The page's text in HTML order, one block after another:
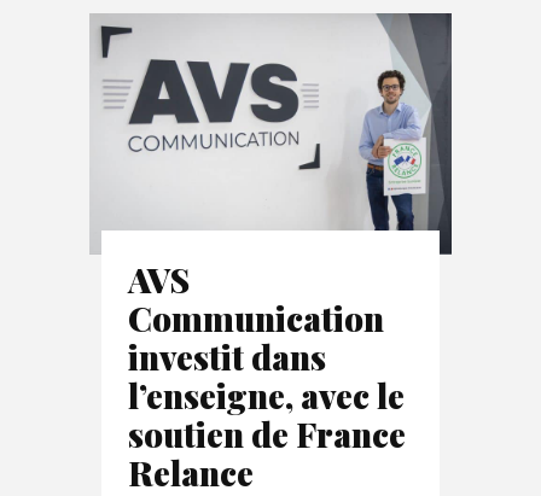
AVS
Communication
investit dans
l’enseigne, avec le
soutien de France
Relance